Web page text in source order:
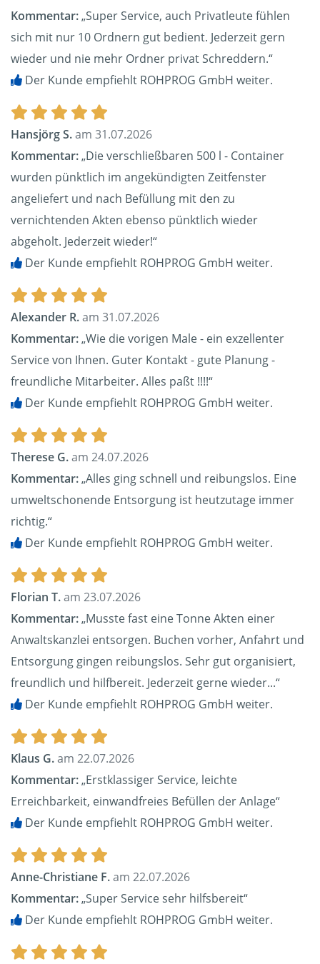
Kommentar:„Super Service, auch Privatleute fühlen
sich mit nur 10 Ordnern gut bedient. Jederzeit gern
wieder und nie mehr Ordner privat Schreddern.“
Der Kunde empfiehlt ROHPROG GmbH weiter.
Hansjörg S.am 31.07.2026
Kommentar:„Die verschließbaren 500 l - Container
wurden pünktlich im angekündigten Zeitfenster
angeliefert und nach Befüllung mit den zu
vernichtenden Akten ebenso pünktlich wieder
abgeholt. Jederzeit wieder!“
Der Kunde empfiehlt ROHPROG GmbH weiter.
Alexander R.am 31.07.2026
Kommentar:„Wie die vorigen Male - ein exzellenter
Service von Ihnen. Guter Kontakt - gute Planung -
freundliche Mitarbeiter. Alles paßt !!!!“
Der Kunde empfiehlt ROHPROG GmbH weiter.
Therese G.am 24.07.2026
Kommentar:„Alles ging schnell und reibungslos. Eine
umweltschonende Entsorgung ist heutzutage immer
richtig.“
Der Kunde empfiehlt ROHPROG GmbH weiter.
Florian T.am 23.07.2026
Kommentar:„Musste fast eine Tonne Akten einer
Anwaltskanzlei entsorgen. Buchen vorher, Anfahrt und
Entsorgung gingen reibungslos. Sehr gut organisiert,
freundlich und hilfbereit. Jederzeit gerne wieder...“
Der Kunde empfiehlt ROHPROG GmbH weiter.
Klaus G.am 22.07.2026
Kommentar:„Erstklassiger Service, leichte
Erreichbarkeit, einwandfreies Befüllen der Anlage“
Der Kunde empfiehlt ROHPROG GmbH weiter.
Anne-Christiane F.am 22.07.2026
Kommentar:„Super Service sehr hilfsbereit“
Der Kunde empfiehlt ROHPROG GmbH weiter.